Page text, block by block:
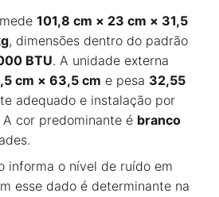
101,8 cm × 23 cm × 31,5
, dimensões dentro do padrão
BTU. A unidade externa
cm × 63,5 cm e pesa 32,55
adequado e instalação por
cor predominante é branco
informa o nível de ruído em
esse dado é determinante na